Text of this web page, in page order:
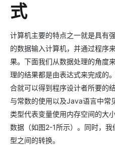
式
计算机主要的特点之一就是具有
的数据输入计算机，并通过程序
果。下面我们从数据处理的角度
理的结果都是由表达式来完成的
合就可以得到程序设计者所要的
与常数的使用以及Java语言中常
类型代表变量使用内存空间的大
数据（如图2-1所示）。同时，
型之间的转换。